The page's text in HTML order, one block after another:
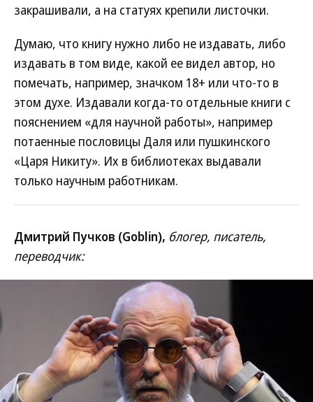
закрашивали, а на статуях крепили листочки.
Думаю, что книгу нужно либо не издавать, либо
издавать в том виде, какой ее видел автор, но
помечать, например, значком 18+ или что-то в
этом духе. Издавали когда-то отдельные книги с
пояснением «для научной работы», например
потаенные пословицы Даля или пушкинского
«Царя Никиту». Их в библиотеках выдавали
только научным работникам.
Дмитрий Пучков (Goblin), блогер, писатель,
переводчик: